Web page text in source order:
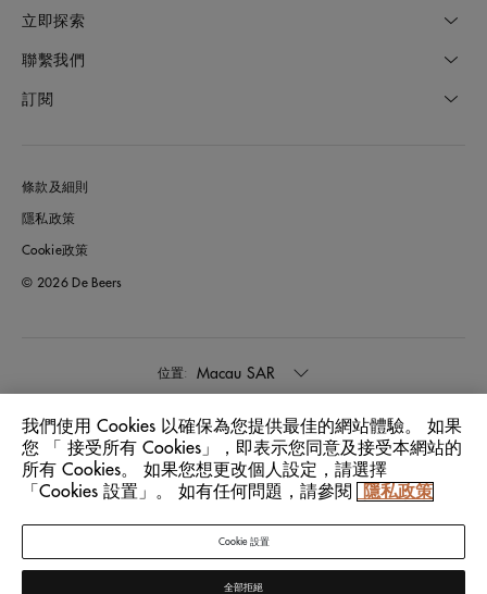
立即探索
聯繫我們
訂閱
條款及細則
隱私政策
Cookie政策
© 2026 De Beers
位置: Macau SAR
語言: 中文
我們使用 Cookies 以確保為您提供最佳的網站體驗。 如果
您 「 接受所有 Cookies」，即表示您同意及接受本網站的
所有 Cookies。 如果您想更改個人設定，請選擇
「Cookies 設置」。 如有任何問題，請參閱
隱私政策
Cookie 設置
全部拒絕